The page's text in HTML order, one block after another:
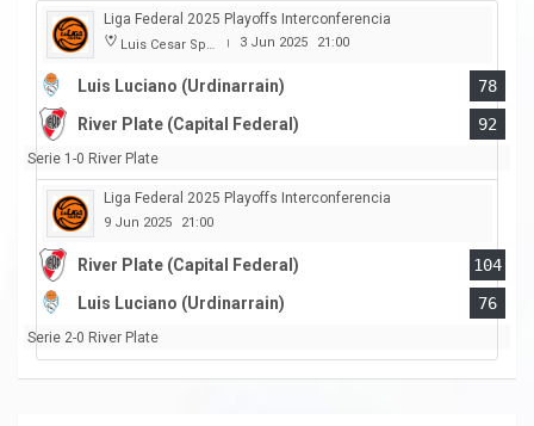
Liga Federal 2025 Playoffs Interconferencia
Luis Cesar Spiazzi | 3 Jun 2025 21:00
Luis Luciano (Urdinarrain)
78
River Plate (Capital Federal)
92
Serie 1-0 River Plate
Liga Federal 2025 Playoffs Interconferencia
9 Jun 2025 21:00
River Plate (Capital Federal)
104
Luis Luciano (Urdinarrain)
76
Serie 2-0 River Plate